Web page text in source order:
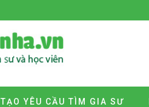
TẠO YÊU CẦU TÌM GIA SƯ